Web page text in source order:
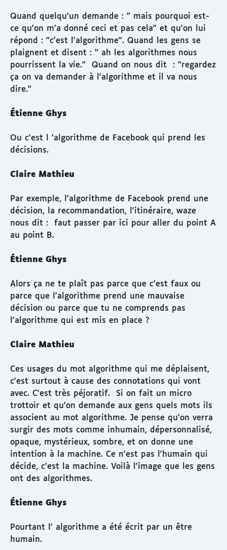
Quand quelqu'un demande : " mais pourquoi est-
ce qu'on m'a donné ceci et pas cela" et qu'on lui
répond : "c'est l'algorithme". Quand les gens se
plaignent et disent : " ah les algorithmes nous
pourrissent la vie." Quand on nous dit : "regardez
ça on va demander à l'algorithme et il va nous
dire."
Étienne Ghys
Ou c'est l 'algorithme de Facebook qui prend les
décisions.
Claire Mathieu
Par exemple, l'algorithme de Facebook prend une
décision, la recommandation, l'itinéraire, waze
nous dit : faut passer par ici pour aller du point A
au point B.
Étienne Ghys
Alors ça ne te plaît pas parce que c'est faux ou
parce que l'algorithme prend une mauvaise
décision ou parce que tu ne comprends pas
l'algorithme qui est mis en place ?
Claire Mathieu
Ces usages du mot algorithme qui me déplaisent,
c'est surtout à cause des connotations qui vont
avec. C'est très péjoratif. Si on fait un micro
trottoir et qu'on demande aux gens quels mots ils
associent au mot algorithme. Je pense qu'on verra
surgir des mots comme inhumain, dépersonnalisé,
opaque, mystérieux, sombre, et on donne une
intention à la machine. Ce n'est pas l'humain qui
décide, c'est la machine. Voilà l'image que les gens
ont des algorithmes.
Étienne Ghys
Pourtant l' algorithme a été écrit par un être
humain.